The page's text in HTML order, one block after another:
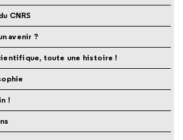
CNRS
avenir ?
toute une histoire !
!